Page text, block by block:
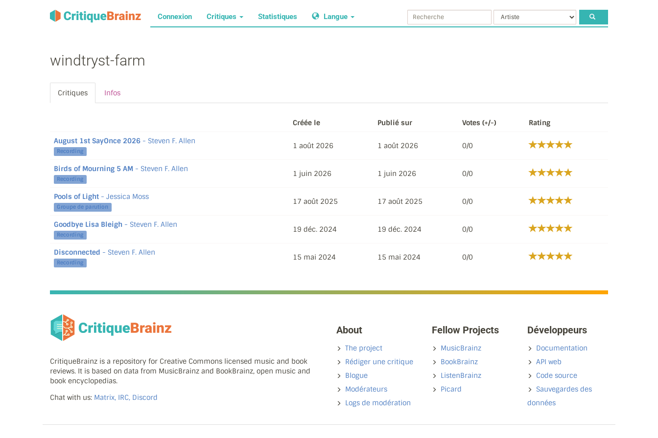
Connexion Critiques Statistiques Langue
windtryst-farm
Critiques Infos
Créée le Publié sur Votes (+/-) Rating
August 1st SayOnce 2026 - Steven F. Allen
Recording
1 août 2026 1 août 2026 0/0
Birds of Mourning 5 AM - Steven F. Allen
Recording
1 juin 2026 1 juin 2026 0/0
Pools of Light - Jessica Moss
Groupe de parution
17 août 2025 17 août 2025 0/0
Goodbye Lisa Bleigh - Steven F. Allen
Recording
19 déc. 2024 19 déc. 2024 0/0
Disconnected - Steven F. Allen
Recording
15 mai 2024 15 mai 2024 0/0
CritiqueBrainz is a repository for Creative Commons licensed music and book
reviews. It is based on data from MusicBrainz and BookBrainz, open music and
book encyclopedias.
Chat with us: Matrix, IRC, Discord
About
The project
Rédiger une critique
Blogue
Modérateurs
Logs de modération
Fellow Projects
MusicBrainz
BookBrainz
ListenBrainz
Picard
Développeurs
Documentation
API web
Code source
Sauvegardes des
données